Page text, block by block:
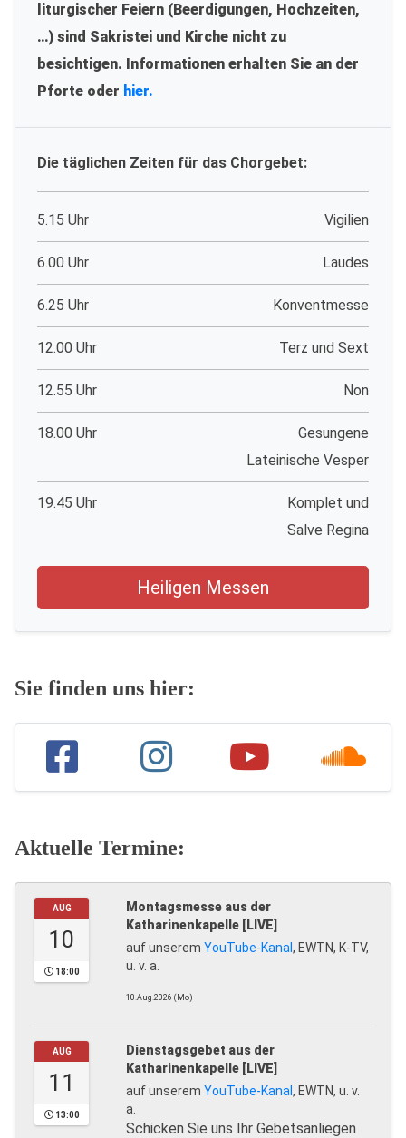
liturgischer Feiern (Beerdigungen, Hochzeiten,
…) sind Sakristei und Kirche nicht zu
besichtigen. Informationen erhalten Sie an der
Pforte oder hier.
Die täglichen Zeiten für das Chorgebet:
5.15 Uhr Vigilien
6.00 Uhr Laudes
6.25 Uhr Konventmesse
12.00 Uhr Terz und Sext
12.55 Uhr Non
18.00 Uhr
Gesungene
Lateinische Vesper
19.45 Uhr
Komplet und
Salve Regina
Heiligen Messen
Sie finden uns hier:
Aktuelle Termine:
AUG
10
18:00
Montagsmesse aus der
Katharinenkapelle [LIVE]
auf unserem YouTube-Kanal, EWTN, K-TV,
u. v. a.
10.Aug.2026 (Mo)
AUG
11
13:00
Dienstagsgebet aus der
Katharinenkapelle [LIVE]
auf unserem YouTube-Kanal, EWTN, u. v.
a.
Schicken Sie uns Ihr Gebetsanliegen